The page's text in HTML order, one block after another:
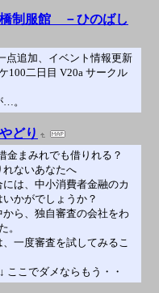
橋制服館 －ひのばし
追加、イベント情報更新
100二日目 V20a サークル
。
どり
金まみれでも借りれる？
ないあなたへ
は、中小消費者金融のカ
かがでしょうか？
ら、独自審査の会社をわ
。
一度審査を試してみるこ
ここでダメならもう・・